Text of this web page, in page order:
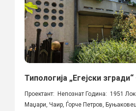
Типологија „Егејски
Проектант: Непознат Година: 1951
Маџари, Чаир, Ѓорче Петров,